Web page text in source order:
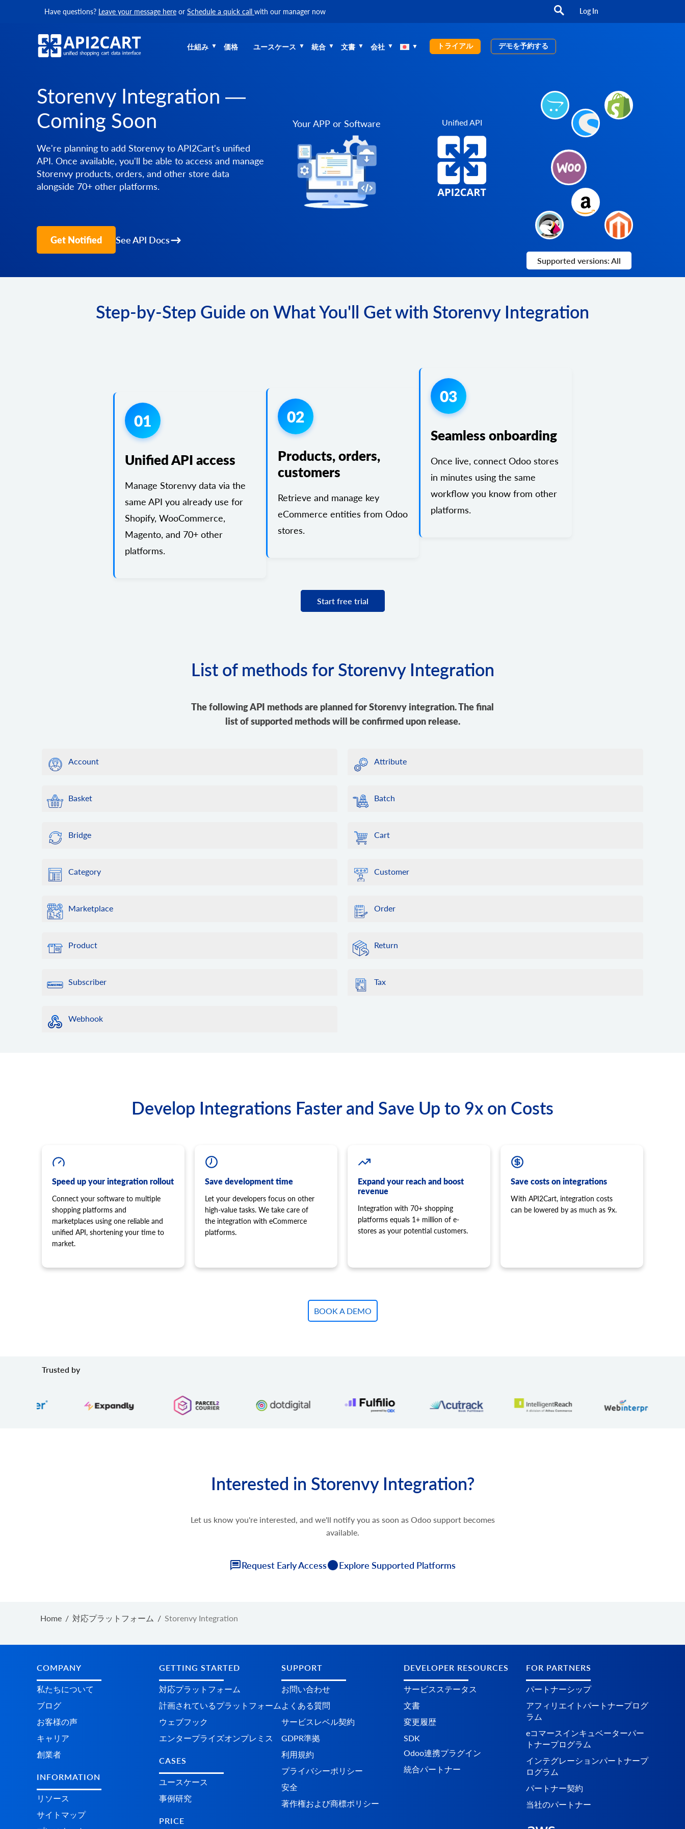
Have questions? Leave your message here or Schedule a quick call with our manager now Log In
仕組み 価格 ユースケース 統合 文書 会社 トライアル デモを予約する
Storenvy Integration —
Coming Soon
We're planning to add Storenvy to API2Cart's unified
API. Once available, you'll be able to access and manage
Storenvy products, orders, and other store data
alongside 70+ other platforms.
Get Notified See API Docs
Your APP or Software Unified API
Supported versions: All
Step-by-Step Guide on What You'll Get with Storenvy Integration
01
Unified API access
Manage Storenvy data via the
same API you already use for
Shopify, WooCommerce,
Magento, and 70+ other
platforms.
02
Products, orders,
customers
Retrieve and manage key
eCommerce entities from Odoo
stores.
03
Seamless onboarding
Once live, connect Odoo stores
in minutes using the same
workflow you know from other
platforms.
Start free trial
List of methods for Storenvy Integration
The following API methods are planned for Storenvy integration. The final
list of supported methods will be confirmed upon release.
Account Attribute
Basket Batch
Bridge Cart
Category Customer
Marketplace Order
Product Return
Subscriber Tax
Webhook
Develop Integrations Faster and Save Up to 9x on Costs
Speed up your integration rollout
Connect your software to multiple
shopping platforms and
marketplaces using one reliable and
unified API, shortening your time to
market.
Save development time
Let your developers focus on other
high-value tasks. We take care of
the integration with eCommerce
platforms.
Expand your reach and boost
revenue
Integration with 70+ shopping
platforms equals 1+ million of e-
stores as your potential customers.
Save costs on integrations
With API2Cart, integration costs
can be lowered by as much as 9x.
BOOK A DEMO
Trusted by
Interested in Storenvy Integration?
Let us know you're interested, and we'll notify you as soon as Odoo support becomes
available.
Request Early Access Explore Supported Platforms
Home / 対応プラットフォーム / Storenvy Integration
COMPANY
私たちについて
ブログ
お客様の声
キャリア
創業者
INFORMATION
リソース
サイトマップ
GETTING STARTED
対応プラットフォーム
計画されているプラ​​ットフォーム
ウェブフック
エンタープライズオンプレミス
CASES
ユースケース
事例研究
PRICE
SUPPORT
お問い合わせ
よくある質問
サービスレベル契約
GDPR準拠
利用規約
プライバシーポリシー
安全
著作権および商標ポリシー
DEVELOPER RESOURCES
サービスステータス
文書
変更履歴
SDK
Odoo連携プラグイン
統合パートナー
FOR PARTNERS
パートナーシップ
アフィリエイトパートナープログ
ラム
eコマースインキュベーターパー
トナープログラム
インテグレーションパートナープ
ログラム
パートナー契約
当社のパートナー